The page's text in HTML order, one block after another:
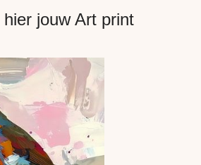
hier jouw Art print